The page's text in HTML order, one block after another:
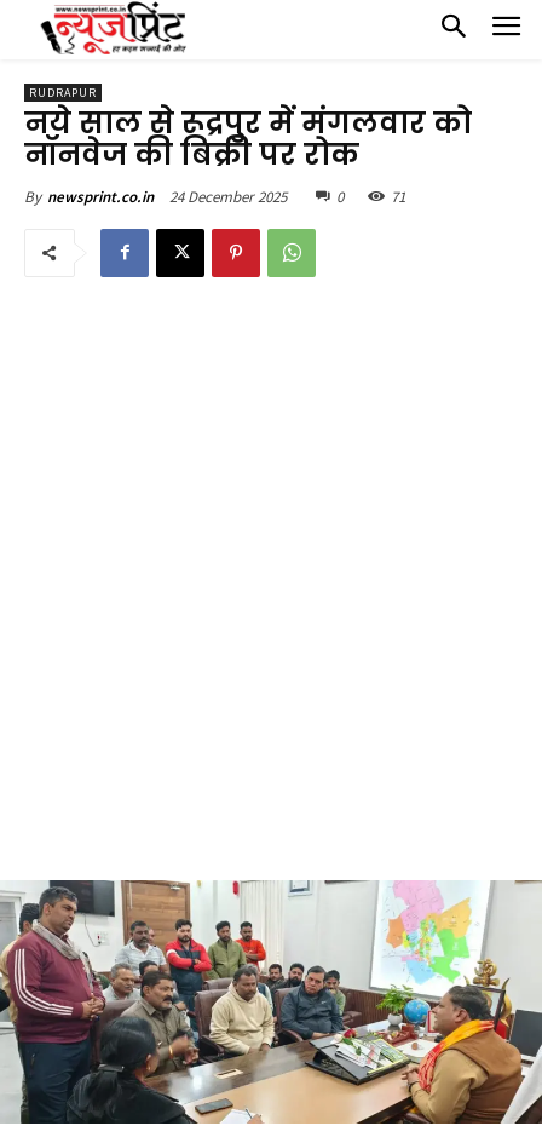
RUDRAPUR
नये साल से रूद्रपुर में मंगलवार को
नॉनवेज की बिक्री पर रोक
By newsprint.co.in 24 December 2025 0 71